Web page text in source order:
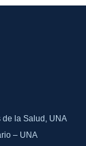
de la Salud, UNA
– UNA